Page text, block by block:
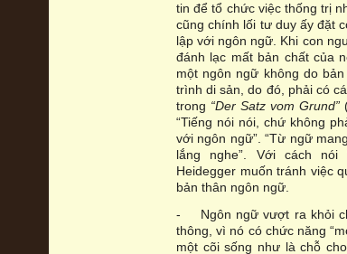
tin để tổ chức việc thống trị
cũng chính lối tư duy ấy đặt
lập với ngôn ngữ. Khi con
đánh lạc mất bản chất của
một ngôn ngữ không do
trình di sản, do đó, phải có
trong “Der Satz vom Grund”
“Tiếng nói nói, chứ không
với ngôn ngữ”. “Từ ngữ
lắng nghe”. Với cách nói
Heidegger muốn tránh việc
bản thân ngôn ngữ.
- Ngôn ngữ vượt ra khỏi
thông, vì nó có chức năng
một cõi sống như là chỗ